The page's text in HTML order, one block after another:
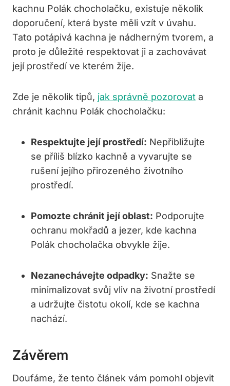
kachnu Polák chocholačku, existuje několik
doporučení, která byste měli vzít v úvahu.
Tato potápivá kachna je nádherným tvorem, a
proto je důležité respektovat ji a zachovávat
její prostředí ve kterém žije.
Zde je několik tipů, jak správně pozorovat a
chránit kachnu Polák chocholačku:
Respektujte její prostředí: Nepřibližujte
se příliš blízko kachně a vyvarujte se
rušení jejího přirozeného životního
prostředí.
Pomozte chránit její oblast: Podporujte
ochranu mokřadů a jezer, kde kachna
Polák chocholačka obvykle žije.
Nezanechávejte odpadky: Snažte se
minimalizovat svůj vliv na životní prostředí
a udržujte čistotu okolí, kde se kachna
nachází.
Závěrem
Doufáme, že tento článek vám pomohl objevit